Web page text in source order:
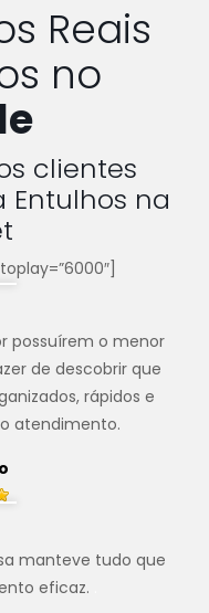
Reais
no
clientes
Entulhos na
possuírem o menor
de descobrir que
rápidos e
atendimento.
manteve tudo que
eficaz.